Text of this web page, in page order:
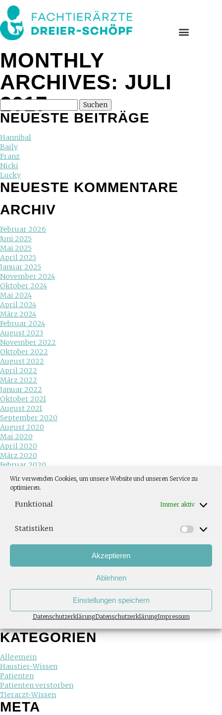
Wir verwenden Cookies, um unsere Website und unseren Service zu
optimieren.
Funktional Immer aktiv
Statistiken
Akzeptieren
Ablehnen
Einstellungen speichern
DatenschutzerklärungDatenschutzerklärungImpressum
MONTHLY
ARCHIVES: JULI
2017
NEUESTE BEITRÄGE
Hannibal
Baily
Franz
Nicki
Lucky
NEUESTE KOMMENTARE
ARCHIV
Februar 2026
Juni 2025
Mai 2025
April 2025
Januar 2025
November 2024
Oktober 2024
Mai 2024
April 2024
März 2024
Februar 2024
August 2023
November 2022
Oktober 2022
August 2022
April 2022
März 2022
Januar 2022
Oktober 2021
August 2021
September 2020
August 2020
Mai 2020
April 2020
März 2020
Februar 2020
Juni 2019
Mai 2019
Januar 2019
Dezember 2018
August 2018
Februar 2018
November 2017
März 2017
KATEGORIEN
Allgemein
Haustier-Wissen
Patienten
Patienten verstorben
Tierarzt-Wissen
META